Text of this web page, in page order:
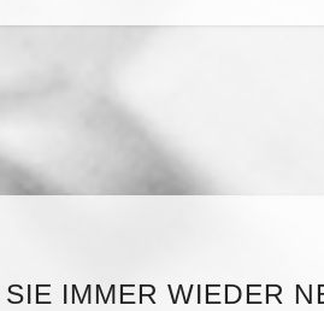
IMMER WIEDER